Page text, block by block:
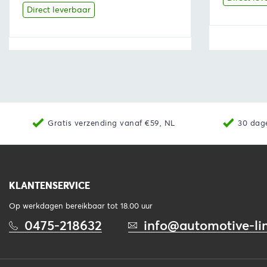
was:
is:
Direct leverbaar
Gratis verzending vanaf €59, NL 30
KLANTENSERVICE
Op werkdagen bereikbaar tot 18.00 uur
0475-218632 info@automotive-